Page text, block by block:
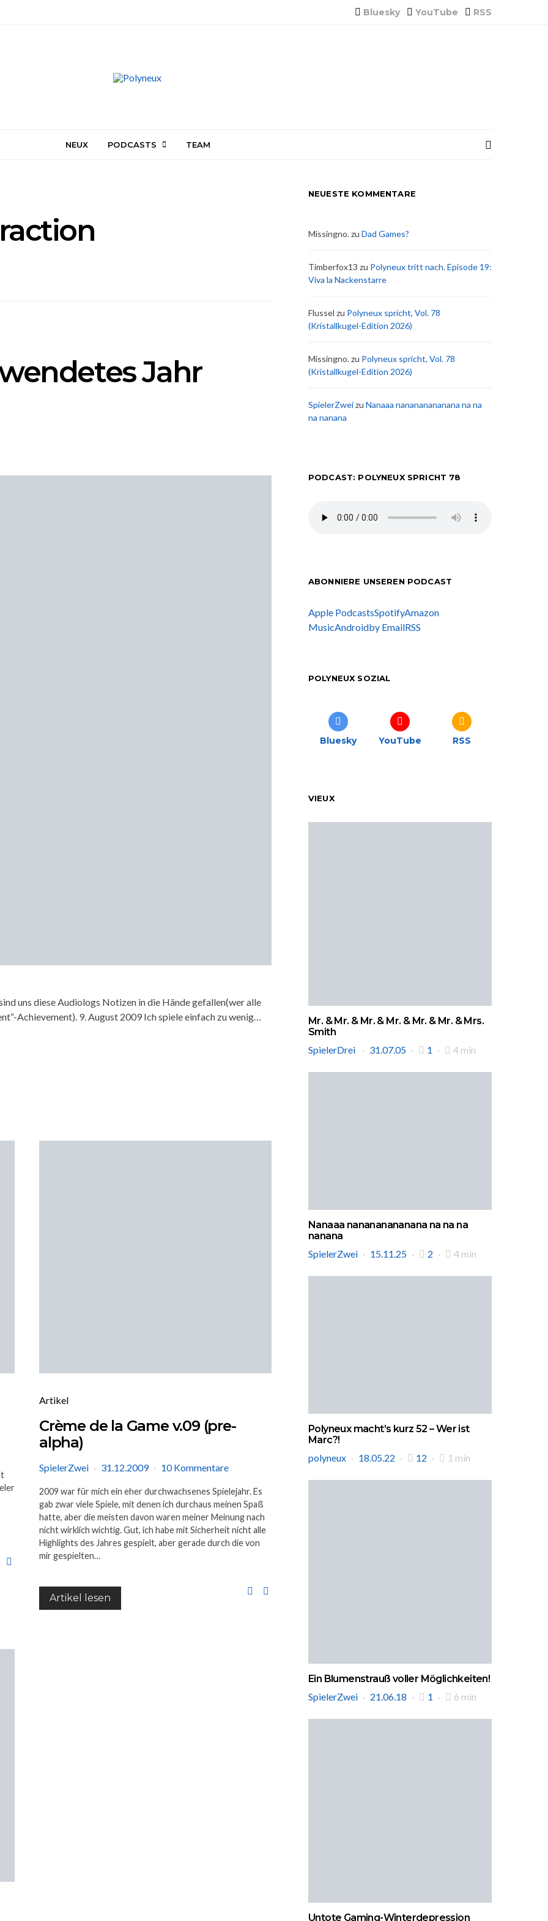
Bluesky YouTube RSS
NEUX PODCASTS TEAM
Jahr
uns diese Audiologs Notizen in die Hände gefallen(wer alle
Achievement). 9. August 2009 Ich spiele einfach zu wenig…
Artikel
Crème de la Game v.09 (pre-
alpha)
SpielerZwei 31.12.2009 10 Kommentare
2009 war für mich ein eher durchwachsenes Spielejahr. Es
gab zwar viele Spiele, mit denen ich durchaus meinen Spaß
hatte, aber die meisten davon waren meiner Meinung nach
nicht wirklich wichtig. Gut, ich habe mit Sicherheit nicht alle
Highlights des Jahres gespielt, aber gerade durch die von
mir gespielten…
Artikel lesen
NEUESTE KOMMENTARE
Missingno.zu Dad Games?
Timberfox13 zu Polyneux tritt nach. Episode 19:
Viva la Nackenstarre
Flussel zu Polyneux spricht, Vol. 78
(Kristallkugel-Edition 2026)
Missingno.zu Polyneux spricht, Vol. 78
(Kristallkugel-Edition 2026)
SpielerZweizu Nanaaa nanananananana na na
na nanana
PODCAST: POLYNEUX SPRICHT 78
ABONNIERE UNSEREN PODCAST
Apple PodcastsSpotifyAmazon
MusicAndroidby EmailRSS
POLYNEUX SOZIAL
Bluesky YouTube RSS
VIEUX
Mr. & Mr. & Mr. & Mr. & Mr. & Mr. & Mrs.
Smith
SpielerDrei
31.07.05 1 4 min
Nanaaa nanananananana na na na
nanana
SpielerZwei
15.11.25 2 4 min
Polyneux macht’s kurz 52 – Wer ist
Marc?!
polyneux
18.05.22 12 1 min
Ein Blumenstrauß voller Möglichkeiten!
SpielerZwei
21.06.18 1 6 min
Untote Gaming-Winterdepression